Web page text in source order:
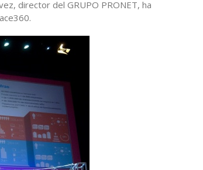
director del GRUPO PRONET, ha